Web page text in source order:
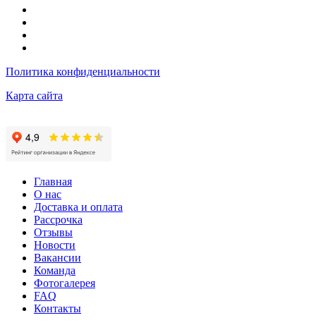
Политика конфиденциальности
Карта сайта
Главная
О нас
Доставка и оплата
Рассрочка
Отзывы
Новости
Вакансии
Команда
Фотогалерея
FAQ
Контакты